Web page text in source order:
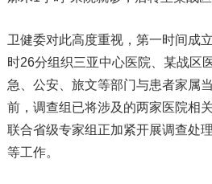
卫健委对此高度重视，第一时间成
时26分组织三亚中心医院、某战区
急、公安、旅文等部门与患者家属
前，调查组已将涉及的两家医院相
联合省级专家组正加紧开展调查处
等工作。